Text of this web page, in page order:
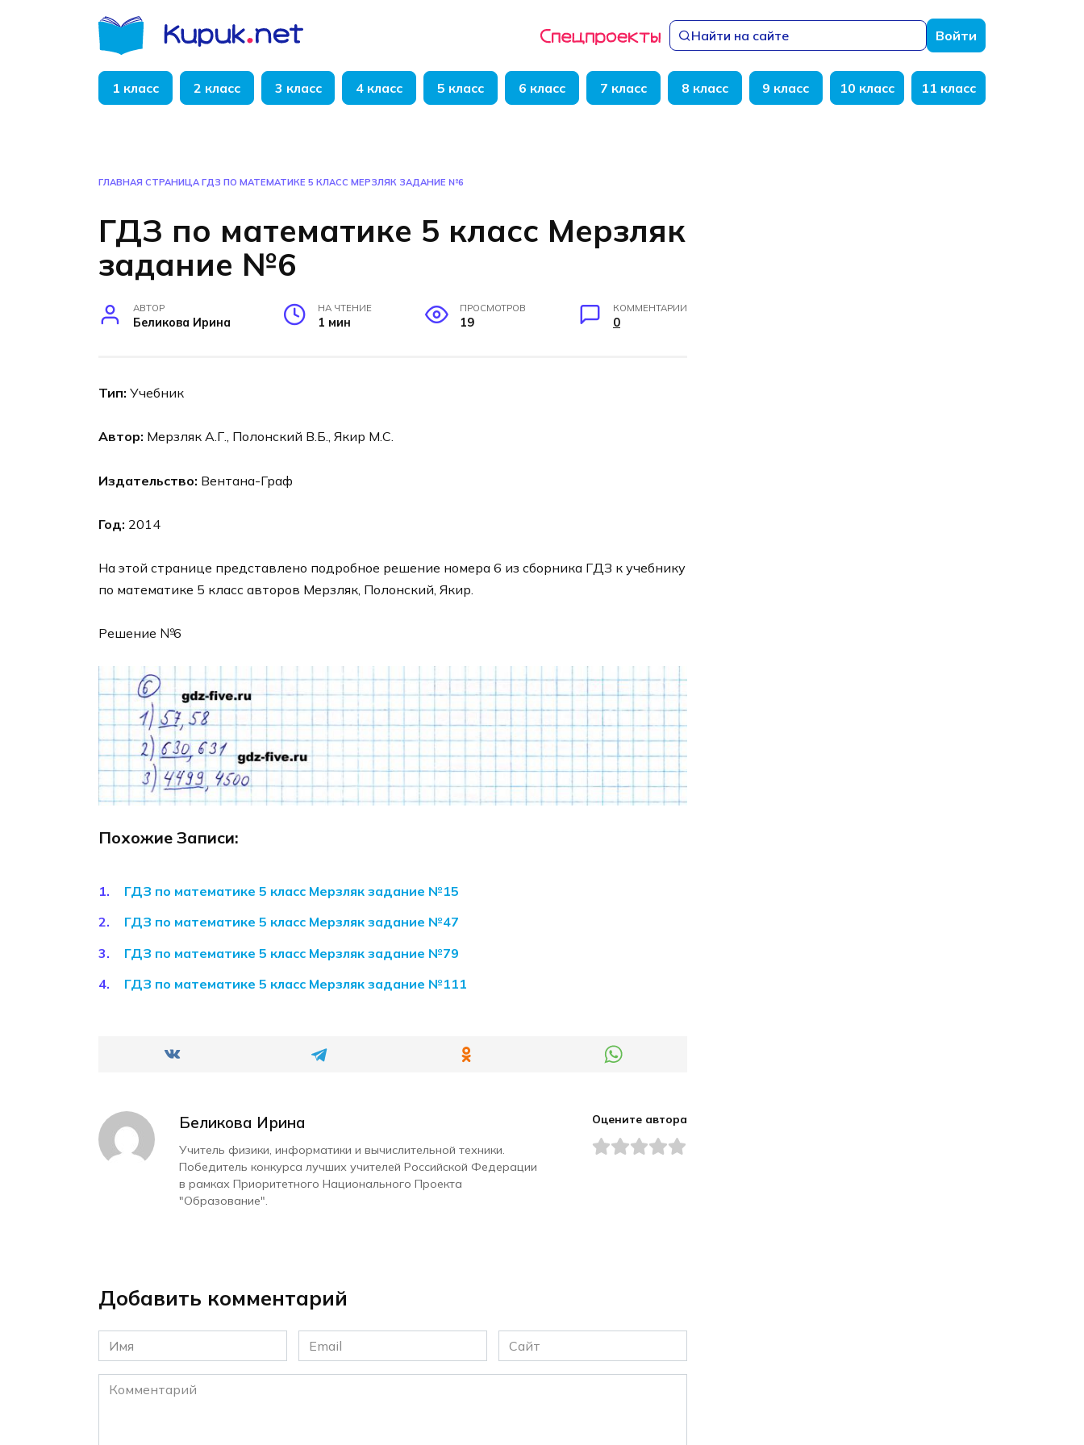
Найти на сайте Войти
1 класс 2 класс 3 класс 4 класс 5 класс 6 класс 7 класс 8 класс 9 класс 10 класс 11 класс
ГЛАВНАЯ СТРАНИЦА ГДЗ ПО МАТЕМАТИКЕ 5 КЛАСС МЕРЗЛЯК ЗАДАНИЕ №6
ГДЗ по математике 5 класс Мерзляк
задание №6
АВТОР
Беликова Ирина
НА ЧТЕНИЕ
1 мин
ПРОСМОТРОВ
19
КОММЕНТАРИИ
0
Тип: Учебник
Автор: Мерзляк А.Г., Полонский В.Б., Якир М.С.
Издательство: Вентана-Граф
Год: 2014
На этой странице представлено подробное решение номера 6 из сборника ГДЗ к учебнику
по математике 5 класс авторов Мерзляк, Полонский, Якир.
Решение №6
Похожие Записи:
ГДЗ по математике 5 класс Мерзляк задание №15
ГДЗ по математике 5 класс Мерзляк задание №47
ГДЗ по математике 5 класс Мерзляк задание №79
ГДЗ по математике 5 класс Мерзляк задание №111
Беликова Ирина
Учитель физики, информатики и вычислительной техники.
Победитель конкурса лучших учителей Российской Федерации
в рамках Приоритетного Национального Проекта
"Образование".
Оцените автора
Добавить комментарий
Имя
*
Email
*
Сайт
Комментарий